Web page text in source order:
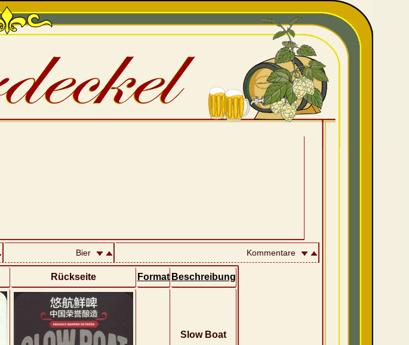
Bier Kommentare
Rückseite Format Beschreibung
Slow Boat